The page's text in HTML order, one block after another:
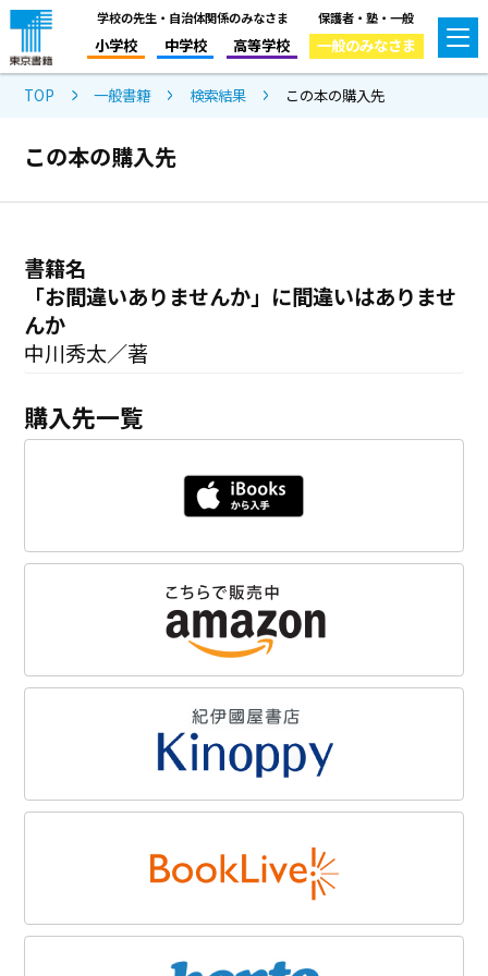
学校の先生・自治体関係のみなさま
小学校 中学校 高等学校
保護者・塾・一般
一般のみなさま
TOP 一般書籍 検索結果 この本の購入先
この本の購入先
書籍名
「お間違いありませんか」に間違いはありませ
んか
中川秀太／著
購入先一覧